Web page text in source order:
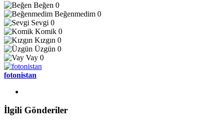
Beğen 0
Beğenmedim 0
Sevgi 0
Komik 0
Kızgın 0
Üzgün 0
Vay 0
fotonistan
İlgili Gönderiler